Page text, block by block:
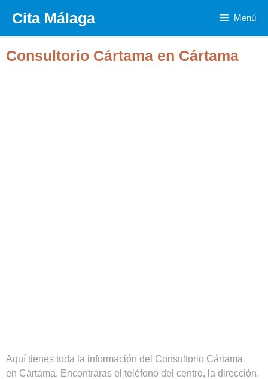
contenido
Cita Málaga Menú
Consultorio Cártama en Cártama
Aquí tienes toda la información del Consultorio Cártama
en Cártama. Encontraras el teléfono del centro, la dirección,